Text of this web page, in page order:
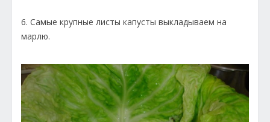
6. Самые крупные листы капусты выкладываем на
марлю.